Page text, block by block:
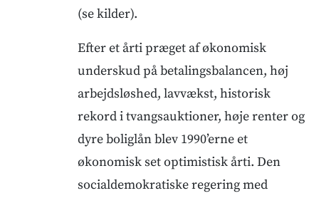
(se kilder).
Efter et årti præget af økonomisk
underskud på betalingsbalancen, høj
arbejdsløshed, lavvækst, historisk
rekord i tvangsauktioner, høje renter og
dyre boliglån blev 1990’erne et
økonomisk set optimistisk årti. Den
socialdemokratiske regering med